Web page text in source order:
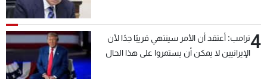
4ترامب: أعتقد أن الأمر سينتهي قريبًا جدًا لأن
الإيرانيين لا يمكن أن يستمروا على هذا الحال